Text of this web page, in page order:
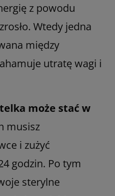
z powodu
Wtedy jedna
między
utratę wagi i
może stać w
musisz
i zużyć
godzin. Po tym
sterylne